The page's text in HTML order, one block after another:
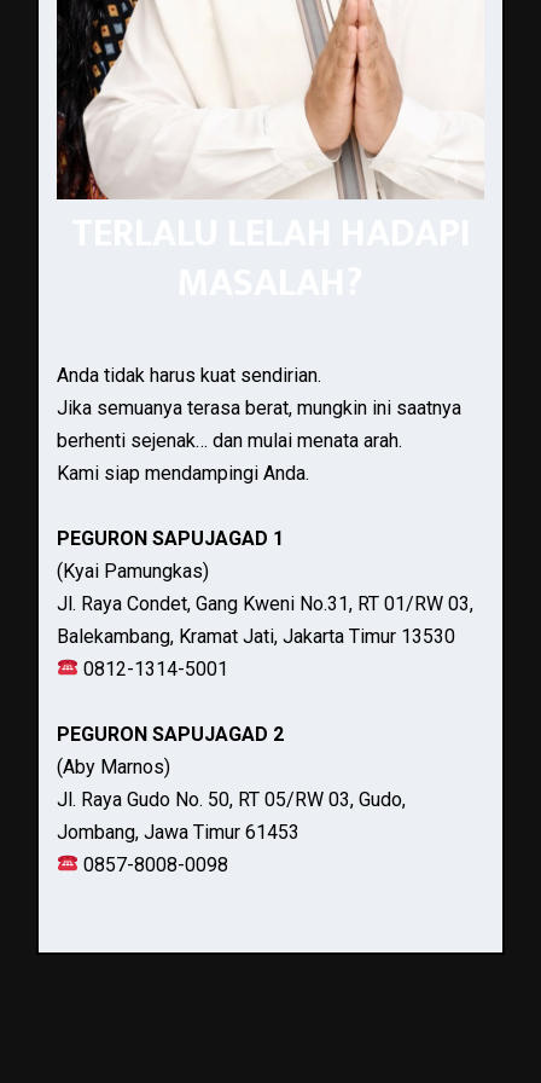
Anda tidak harus kuat sendirian.
Jika semuanya terasa berat, mungkin ini saatnya
berhenti sejenak… dan mulai menata arah.
Kami siap mendampingi Anda.
PEGURON SAPUJAGAD 1
(Kyai Pamungkas)
Jl. Raya Condet, Gang Kweni No.31, RT 01/RW 03,
Balekambang, Kramat Jati, Jakarta Timur 13530
0812-1314-5001
PEGURON SAPUJAGAD 2
(Aby Marnos)
Jl. Raya Gudo No. 50, RT 05/RW 03, Gudo,
Jombang, Jawa Timur 61453
0857-8008-0098